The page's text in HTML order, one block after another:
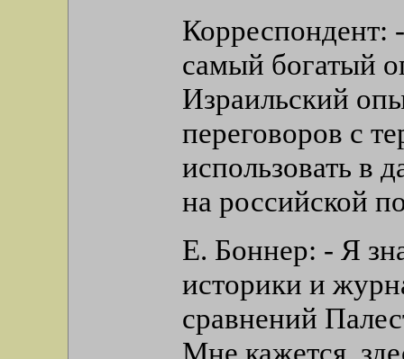
Корреспондент:
самый богатый
Израильский
переговоров с
использовать в
на российской
Е. Боннер: - Я
историки и
сравнений
Мне кажется,